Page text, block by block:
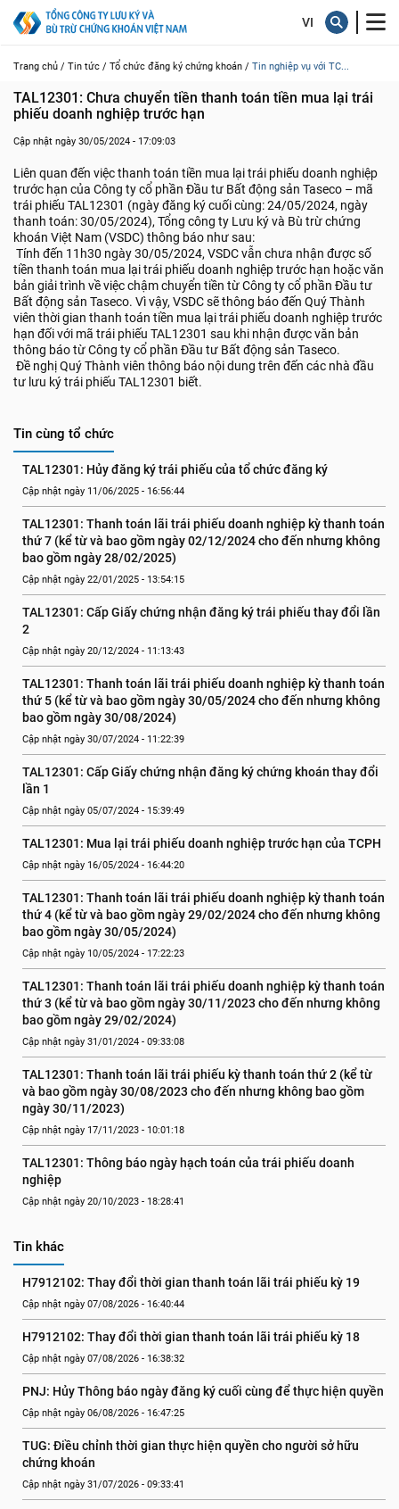
Trang chủ / Tin tức / Tổ chức đăng ký chứng khoán / Tin nghiệp vụ với TC...
TAL12301: Chưa chuyển tiền thanh toán tiền mua lại trái
phiếu doanh nghiệp trước hạn
Cập nhật ngày 30/05/2024 - 17:09:03
Liên quan đến việc thanh toán tiền mua lại trái phiếu doanh nghiệp
trước hạn của Công ty cổ phần Đầu tư Bất động sản Taseco – mã
trái phiếu TAL12301 (ngày đăng ký cuối cùng: 24/05/2024, ngày
thanh toán: 30/05/2024), Tổng công ty Lưu ký và Bù trừ chứng
khoán Việt Nam (VSDC) thông báo như sau:
Tính đến 11h30 ngày 30/05/2024, VSDC vẫn chưa nhận được số
tiền thanh toán mua lại trái phiếu doanh nghiệp trước hạn hoặc văn
bản giải trình về việc chậm chuyển tiền từ Công ty cổ phần Đầu tư
Bất động sản Taseco. Vì vậy, VSDC sẽ thông báo đến Quý Thành
viên thời gian thanh toán tiền mua lại trái phiếu doanh nghiệp trước
hạn đối với mã trái phiếu TAL12301 sau khi nhận được văn bản
thông báo từ Công ty cổ phần Đầu tư Bất động sản Taseco.
Đề nghị Quý Thành viên thông báo nội dung trên đến các nhà đầu
tư lưu ký trái phiếu TAL12301 biết.
Tin cùng tổ chức
TAL12301: Hủy đăng ký trái phiếu của tổ chức đăng ký
Cập nhật ngày 11/06/2025 - 16:56:44
TAL12301: Thanh toán lãi trái phiếu doanh nghiệp kỳ thanh toán
thứ 7 (kể từ và bao gồm ngày 02/12/2024 cho đến nhưng không
bao gồm ngày 28/02/2025)
Cập nhật ngày 22/01/2025 - 13:54:15
TAL12301: Cấp Giấy chứng nhận đăng ký trái phiếu thay đổi lần
2
Cập nhật ngày 20/12/2024 - 11:13:43
TAL12301: Thanh toán lãi trái phiếu doanh nghiệp kỳ thanh toán
thứ 5 (kể từ và bao gồm ngày 30/05/2024 cho đến nhưng không
bao gồm ngày 30/08/2024)
Cập nhật ngày 30/07/2024 - 11:22:39
TAL12301: Cấp Giấy chứng nhận đăng ký chứng khoán thay đổi
lần 1
Cập nhật ngày 05/07/2024 - 15:39:49
TAL12301: Mua lại trái phiếu doanh nghiệp trước hạn của TCPH
Cập nhật ngày 16/05/2024 - 16:44:20
TAL12301: Thanh toán lãi trái phiếu doanh nghiệp kỳ thanh toán
thứ 4 (kể từ và bao gồm ngày 29/02/2024 cho đến nhưng không
bao gồm ngày 30/05/2024)
Cập nhật ngày 10/05/2024 - 17:22:23
TAL12301: Thanh toán lãi trái phiếu doanh nghiệp kỳ thanh toán
thứ 3 (kể từ và bao gồm ngày 30/11/2023 cho đến nhưng không
bao gồm ngày 29/02/2024)
Cập nhật ngày 31/01/2024 - 09:33:08
TAL12301: Thanh toán lãi trái phiếu kỳ thanh toán thứ 2 (kể từ
và bao gồm ngày 30/08/2023 cho đến nhưng không bao gồm
ngày 30/11/2023)
Cập nhật ngày 17/11/2023 - 10:01:18
TAL12301: Thông báo ngày hạch toán của trái phiếu doanh
nghiệp
Cập nhật ngày 20/10/2023 - 18:28:41
Tin khác
H7912102: Thay đổi thời gian thanh toán lãi trái phiếu kỳ 19
Cập nhật ngày 07/08/2026 - 16:40:44
H7912102: Thay đổi thời gian thanh toán lãi trái phiếu kỳ 18
Cập nhật ngày 07/08/2026 - 16:38:32
PNJ: Hủy Thông báo ngày đăng ký cuối cùng để thực hiện quyền
Cập nhật ngày 06/08/2026 - 16:47:25
TUG: Điều chỉnh thời gian thực hiện quyền cho người sở hữu
chứng khoán
Cập nhật ngày 31/07/2026 - 09:33:41